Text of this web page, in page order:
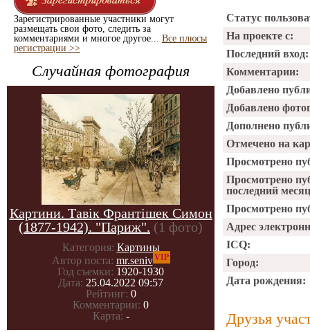
Зарегистрированные участники могут
размещать свои фото, следить за
комментариями и многое другое... Все плюсы
регистрации >>
Случайная фотография
Картини. Тавік Франтішек Симон
(1877-1942). "Париж". (1 фото)
Категория: Картины
Автор поста: mr.senivVIP
Год съемки: 1920-1930
Дата: 25.04.2022 09:57
Рейтинг: 0
Комментарии: 0
Карта: -
Статус
На проекте с:
Последний вход:
Комментарии:
Добавлено
Добавлено
Дополнено
Отмечено на
Просмотрено
Просмотрено
последний
Просмотрено
Адрес
ICQ:
Город:
Дата рождения:
Друзья